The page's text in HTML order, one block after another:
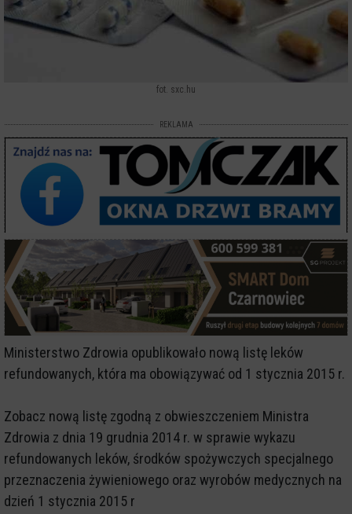
fot. sxc.hu
REKLAMA
Ministerstwo Zdrowia opublikowało nową listę leków
refundowanych, która ma obowiązywać od 1 stycznia 2015 r.
Zobacz nową listę zgodną z obwieszczeniem Ministra
Zdrowia z dnia 19 grudnia 2014 r. w sprawie wykazu
refundowanych leków, środków spożywczych specjalnego
przeznaczenia żywieniowego oraz wyrobów medycznych na
dzień 1 stycznia 2015 r